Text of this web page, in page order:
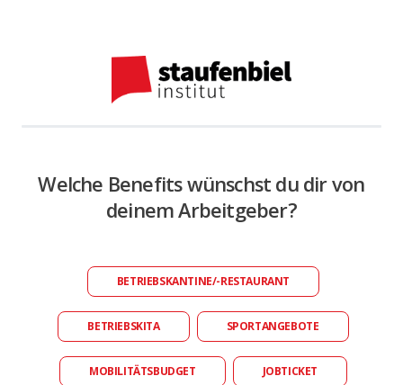
Welche Benefits wünschst du dir von
deinem Arbeitgeber?
BETRIEBSKANTINE/-RESTAURANT
BETRIEBSKITA SPORTANGEBOTE
MOBILITÄTSBUDGET JOBTICKET